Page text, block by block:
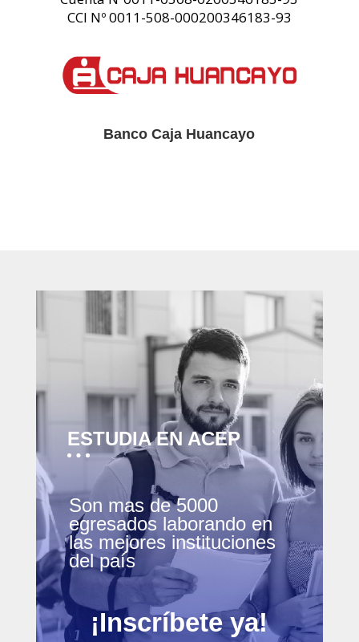
CCI Nº 0011-508-000200346183-93
Banco Caja Huancayo
ESTUDIA EN ACEP
Son mas de 5000
egresados laborando en
las mejores instituciones
del país
¡Inscríbete ya!